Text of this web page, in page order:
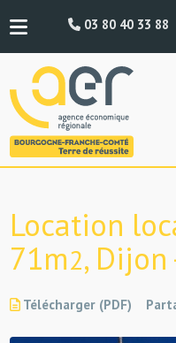
03 80 40 33 88
Location
71m2,
Télécharger (PDF)